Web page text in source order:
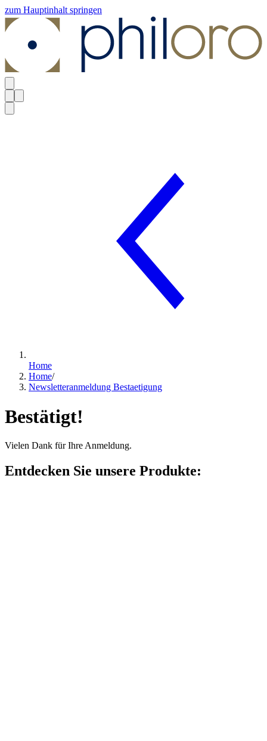
zum Hauptinhalt springen
Home
Home/
Newsletteranmeldung Bestaetigung
Bestätigt!
Vielen Dank für Ihre Anmeldung.
Entdecken Sie unsere Produkte: